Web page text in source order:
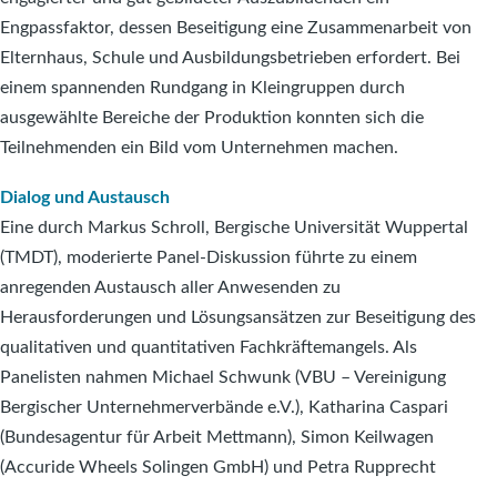
Engpassfaktor, dessen Beseitigung eine Zusammenarbeit von
Elternhaus, Schule und Ausbildungsbetrieben erfordert. Bei
einem spannenden Rundgang in Kleingruppen durch
ausgewählte Bereiche der Produktion konnten sich die
Teilnehmenden ein Bild vom Unternehmen machen.
Dialog und Austausch
Eine durch Markus Schroll, Bergische Universität Wuppertal
(TMDT), moderierte Panel-Diskussion führte zu einem
anregenden Austausch aller Anwesenden zu
Herausforderungen und Lösungsansätzen zur Beseitigung des
qualitativen und quantitativen Fachkräftemangels. Als
Panelisten nahmen Michael Schwunk (VBU – Vereinigung
Bergischer Unternehmerverbände e.V.), Katharina Caspari
(Bundesagentur für Arbeit Mettmann), Simon Keilwagen
(Accuride Wheels Solingen GmbH) und Petra Rupprecht